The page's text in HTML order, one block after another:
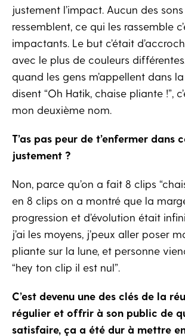
justement l’impact. Aucun des
ressemblent, ce qui les rassemble
impactants. Le but c’était
avec le plus de couleurs
quand les gens m’appellent dans
disent “Oh Hatik, chaise pliante !”,
mon deuxième nom.
T’as pas peur de t’enfermer dans
justement ?
Non, parce qu’on a fait 8 clips
en 8 clips on a montré que la
progression et d’évolution était
j’ai les moyens, j’peux aller poser
pliante sur la lune, et personne
“hey ton clip il est nul”.
C’est devenu une des clés de la
régulier et offrir à son public de
satisfaire, ça a été dur à mettre